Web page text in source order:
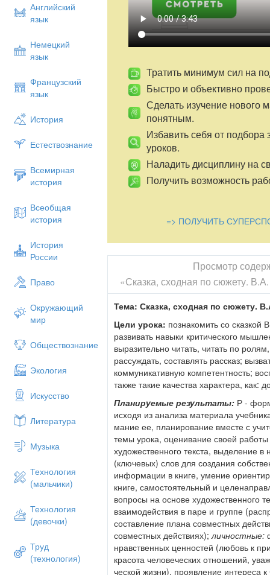
Английский
язык
Немецкий
язык
Французский
язык
История
Естествознание
Всемирная
история
Всеобщая
история
История
России
Право
Окружающий
мир
Обществознание
Экология
Искусство
Литература
Музыка
Технология
(мальчики)
Технология
(девочки)
Труд
(технология)
Тратить минимум сил на
Быстро и объективно
Сделать изучение нового
понятным.
Избавить себя от подбора
уроков.
Наладить дисциплину на
Получить возможность
=> ПОЛУЧИТЬ
Просмотр
«Сказка, сходная по сюжету.
Тема:Сказка, сходная по сюжету.
Цели урока: познакомить со
развивать навыки критического
выразительно читать, читать по
рассуждать, составлять рассказ;
коммуникативную компетентность;
также такие качества характера, как:
Планируемые результаты: Р -
исходя из анализа материала
мание ее, планирование вместе с
темы урока, оценивание своей
художественного текста, выделение
(ключевых) слов для создания
информации в книге, умение
книге, самостоятельный и
вопросы на основе ху­дожественного
взаимодей­ствия в паре и группе
составление плана совместных
совместных действиях);личностные:
нравственных ценностей (любовь к
красота человеческих отношений,
ческой жизни), проявление интереса